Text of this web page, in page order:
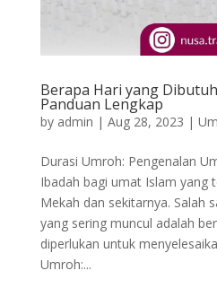
Berapa Hari yang
Panduan Lengkap
by admin | Aug 28, 2023 |
Durasi Umroh: Pengenalan
Ibadah bagi umat Islam yang
Mekah dan sekitarnya. Salah
yang sering muncul adalah
diperlukan untuk
Umroh:...